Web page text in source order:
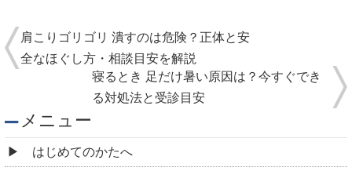
肩こりゴリゴリ 潰すのは危険？正体と安
全なほぐし方・相談目安を解説
寝るとき 足だけ暑い原因は？今すぐでき
る対処法と受診目安
メニュー
はじめてのかたへ